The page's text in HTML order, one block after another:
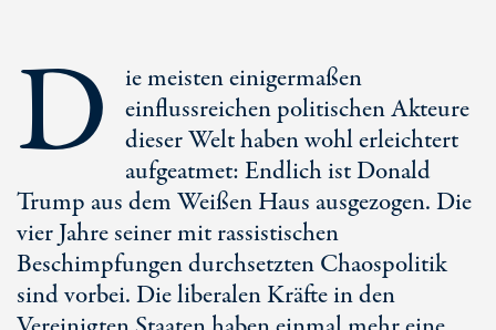
D
ie meisten einigermaßen
einflussreichen politischen Akteure
dieser Welt haben wohl erleichtert
aufgeatmet: Endlich ist Donald
Trump aus dem Weißen Haus ausgezogen. Die
vier Jahre seiner mit rassistischen
Beschimpfungen durchsetzten Chaospolitik
sind vorbei. Die liberalen Kräfte in den